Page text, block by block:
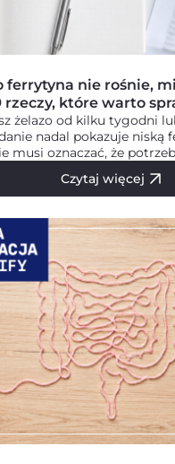
ferrytyna nie rośnie,
rzeczy, które warto
żelazo od kilku tygodni
nadal pokazuje niską
musi oznaczać, że
Czytaj więcej